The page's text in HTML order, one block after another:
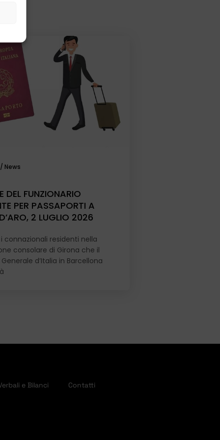
/ News
DEL FUNZIONARIO
PER PASSAPORTI A
2 LUGLIO 2026
connazionali residenti nella
consolare di Girona che il
d’Italia in Barcellona
e Bilanci Contatti